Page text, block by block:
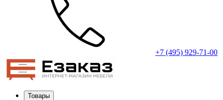
+7 (495) 929-71-00
Товары